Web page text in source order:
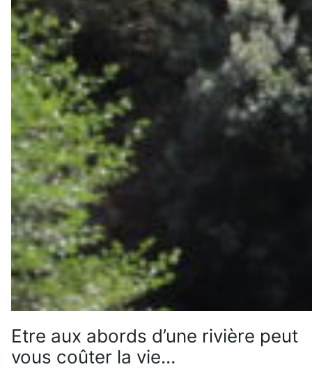
Etre aux abords d’une rivière peut
vous coûter la vie…